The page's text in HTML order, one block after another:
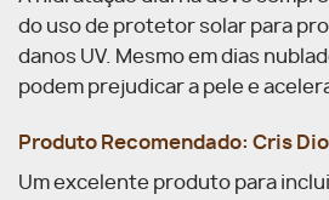
do uso de protetor solar para
danos UV. Mesmo em dias
podem prejudicar a pele e
Produto Recomendado: Cris
Um excelente produto para